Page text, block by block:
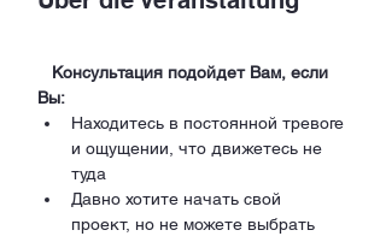
Вы:
Находитесь в постоянной тревоге
и ощущении, что движетесь не
туда
Давно хотите начать свой
проект, но не можете выбрать